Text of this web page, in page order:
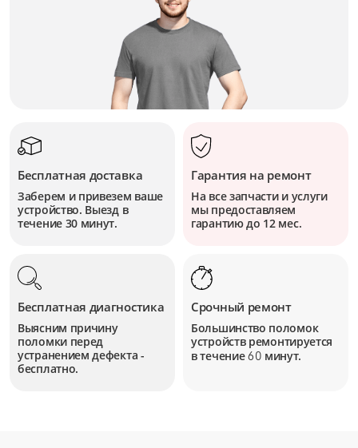
Бесплатная доставка
Заберем и привезем ваше
устройство. Выезд в
течение 30 минут.
Гарантия на ремонт
На все запчасти и услуги
мы предоставляем
гарантию до 12 мес.
Бесплатная диагностика
Выясним причину
поломки перед
устранением дефекта -
бесплатно.
Срочный ремонт
Большинство поломок
устройств ремонтируется
в течение60 минут.